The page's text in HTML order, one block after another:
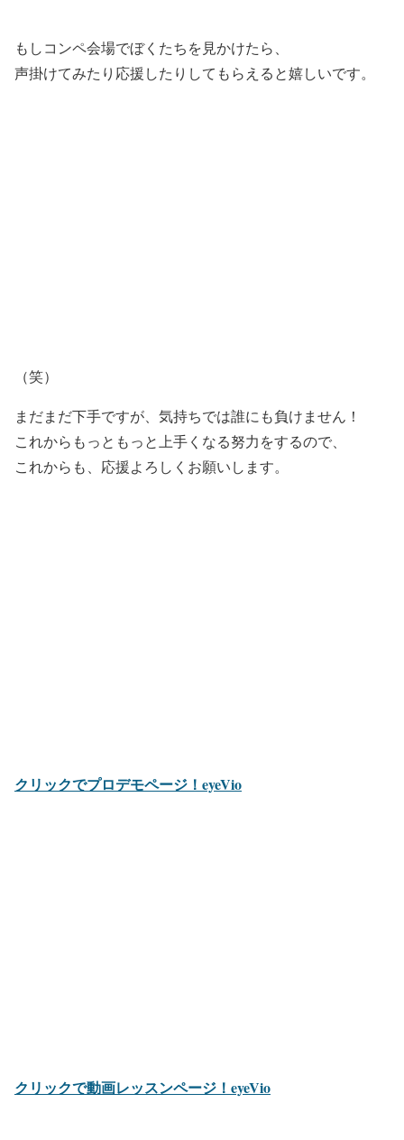
もしコンペ会場でぼくたちを見かけたら、
声掛けてみたり応援したりしてもらえると嬉しいです。
（笑）
まだまだ下手ですが、気持ちでは誰にも負けません！
これからもっともっと上手くなる努力をするので、
これからも、応援よろしくお願いします。
クリックでプロデモページ！eyeVio
クリックで動画レッスンページ！eyeVio